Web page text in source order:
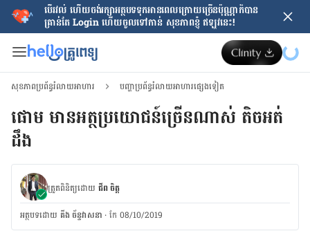
បើរវល់ ហើយចង់​រក្សាអត្ថបទទុកអានពេលក្រោយ​ច្រើនប៉ុណ្ណាក៏បាន
គ្រាន់តែ​ Login ហើយចូលទៅកាន់ សុខភាពខ្ញុំ ឥឡូវនេះ!
សុខភាពប្រព័ន្ធរំលាយអាហារ បញ្ហាប្រព័ន្ធរំលាយអាហារផ្សេងទៀត
ផោម មានអត្ថប្រយោជន៍ច្រើនណាស់ តិច​អត់​
ដឹង
ត្រួតពិនិត្យដោយ ជីព ចិត្ត
អត្ថបទ​ដោយ គីង ច័ន្ទវាសនា​ · កែ 08/10/2019